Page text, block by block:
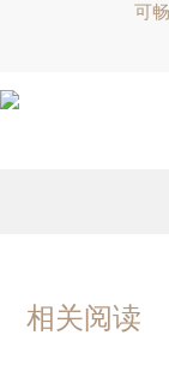
可
相关阅读